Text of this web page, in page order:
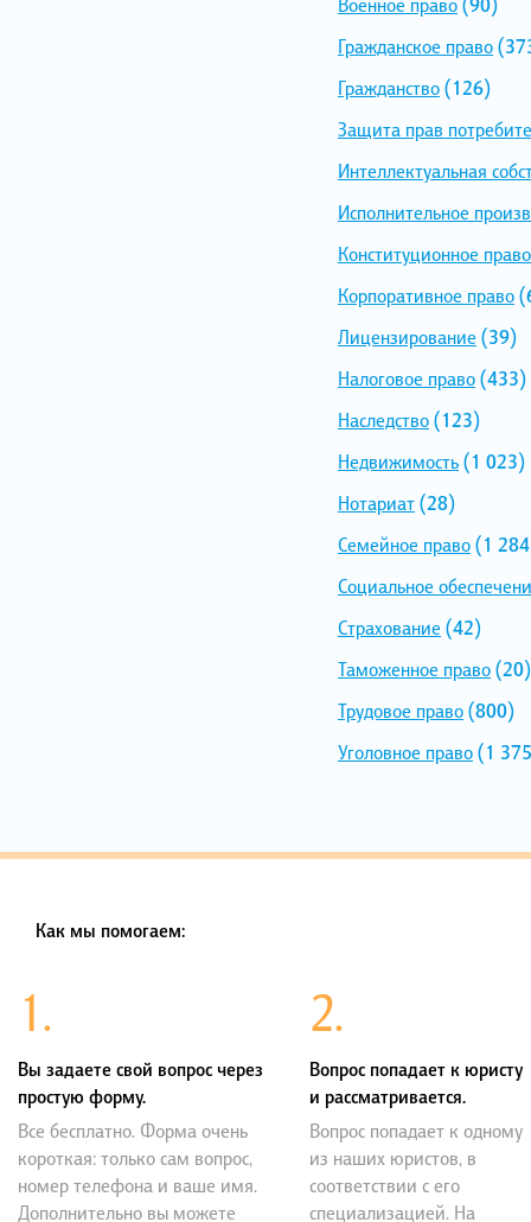
Гражданское право
Гражданство(126)
Защита прав
Интеллектуальная
Исполнительное
Конституционное право
Корпоративное право
Лицензирование (39)
Налоговое право(433)
Наследство(123)
Недвижимость(1 023)
Нотариат(28)
Семейное право(1
Социальное
Страхование (42)
Таможенное право(20)
Трудовое право(800)
Уголовное право(1
Как мы помогаем:
1.
Вы задаете свой вопрос через
простую форму.
Все бесплатно. Форма очень
короткая: только сам вопрос,
номер телефона и ваше имя.
Дополнительно вы можете
2.
Вопрос попадает к юристу
и рассматривается.
Вопрос попадает к одному
из наших юристов, в
соответствии с его
специализацией. На